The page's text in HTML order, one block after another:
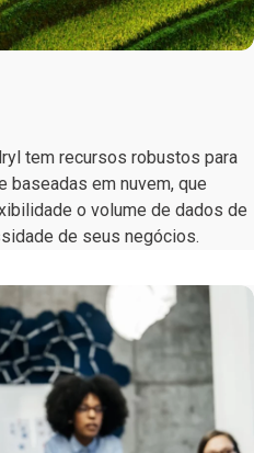
tem recursos robustos para
baseadas em nuvem, que
o volume de dados de
de seus negócios.